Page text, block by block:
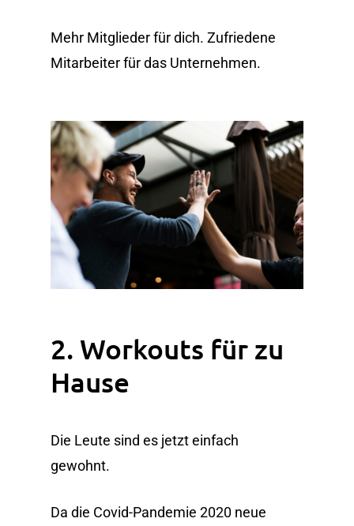
Mehr Mitglieder für dich. Zufriedene
Mitarbeiter für das Unternehmen.
2. Workouts für zu
Hause
Die Leute sind es jetzt einfach
gewohnt.
Da die Covid-Pandemie 2020 neue